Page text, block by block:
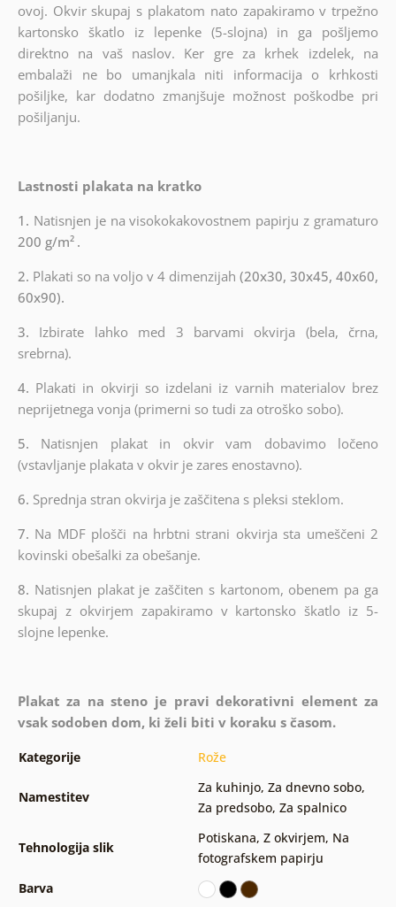
ovoj. Okvir skupaj s plakatom nato zapakiramo v trpežno
kartonsko škatlo iz lepenke (5-slojna) in ga pošljemo
direktno na vaš naslov. Ker gre za krhek izdelek, na
embalaži ne bo umanjkala niti informacija o krhkosti
pošiljke, kar dodatno zmanjšuje možnost poškodbe pri
pošiljanju.
Lastnosti plakata na kratko
1. Natisnjen je na visokokakovostnem papirju z gramaturo
200 g/m² .
2. Plakati so na voljo v 4 dimenzijah(20x30, 30x45, 40x60,
60x90).
3. Izbirate lahko med 3 barvami okvirja (bela, črna,
srebrna).
4. Plakati in okvirji so izdelani iz varnih materialov brez
neprijetnega vonja (primerni so tudi za otroško sobo).
5. Natisnjen plakat in okvir vam dobavimo ločeno
(vstavljanje plakata v okvir je zares enostavno).
6. Sprednja stran okvirja je zaščitena s pleksi steklom.
7. Na MDF plošči na hrbtni strani okvirja sta umeščeni 2
kovinski obešalki za obešanje.
8. Natisnjen plakat je zaščiten s kartonom, obenem pa ga
skupaj z okvirjem zapakiramo v kartonsko škatlo iz 5-
slojne lepenke.
Plakat za na steno je pravi dekorativni element za
vsak sodoben dom, ki želi biti v koraku s časom.
Kategorije Rože
Namestitev
Za kuhinjo, Za dnevno sobo,
Za predsobo, Za spalnico
Tehnologija slik
Potiskana, Z okvirjem, Na
fotografskem papirju
Barva